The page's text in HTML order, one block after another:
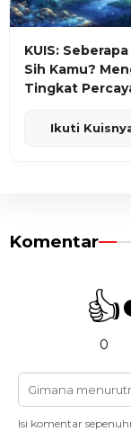
KUIS:
Sih Kamu?
Tingkat
Ikuti
Komentar
👍
0
Isi komentar